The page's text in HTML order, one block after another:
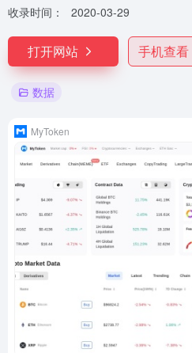
收录时间：
2020-03-29
打开网站 手机查看
数据
MyToken